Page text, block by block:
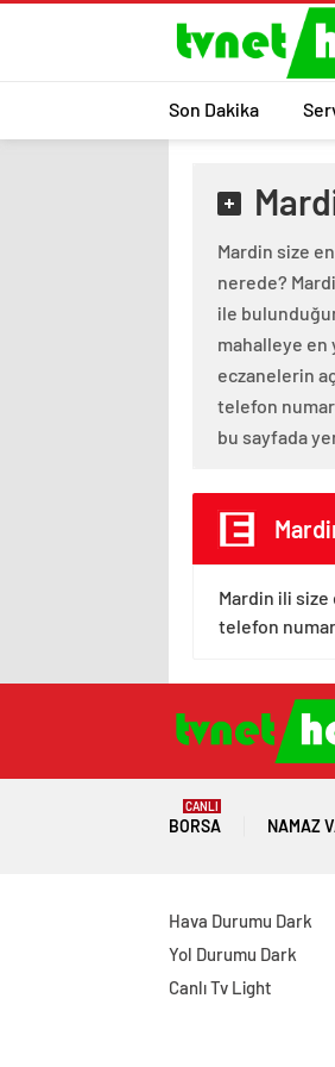
Son Dakika
Mardin size
nerede?
ile
mahalleye en
eczanelerin
telefon
bu sayfada
Mardin ili
telefon
BORSA
CANLI
NAMAZ
Hava Durumu Dark
Yol Durumu Dark
Canlı Tv Light